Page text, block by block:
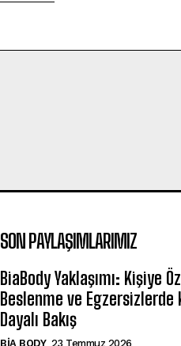
SON PAYLAŞIMLARIMIZ
BiaBody Yaklaşımı: Kişiye
Beslenme ve Egzersizlerde
Dayalı Bakış
BIA BODY 23 Temmuz 2026